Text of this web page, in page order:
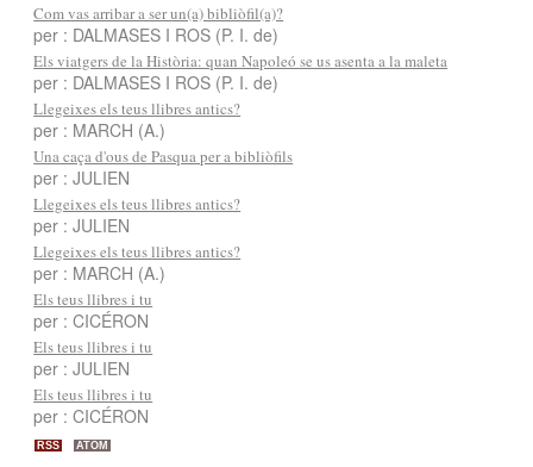
Com vas arribar a ser un(a) bibliòfil(a)?
per : DALMASES I ROS (P. I. de)
Els viatgers de la Història: quan Napoleó se us asenta a la maleta
per : DALMASES I ROS (P. I. de)
Llegeixes els teus llibres antics?
per : MARCH (A.)
Una caça d'ous de Pasqua per a bibliòfils
per : JULIEN
Llegeixes els teus llibres antics?
per : JULIEN
Llegeixes els teus llibres antics?
per : MARCH (A.)
Els teus llibres i tu
per : CICÉRON
Els teus llibres i tu
per : JULIEN
Els teus llibres i tu
per : CICÉRON
RSS ATOM